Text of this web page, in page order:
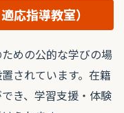
応指導教室）
めの公的な学びの場
されています。在籍
き、学習支援・体験